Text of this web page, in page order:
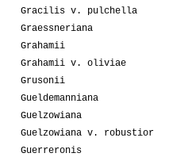
Gracilis v. pulchella
Graessneriana
Grahamii
Grahamii v. oliviae
Grusonii
Gueldemanniana
Guelzowiana
Guelzowiana v. robustior
Guerreronis